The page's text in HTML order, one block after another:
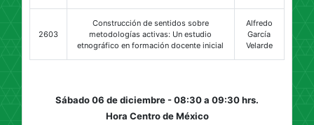
2603
Construcción de sentidos sobre
metodologías activas: Un estudio
etnográfico en formación docente inicial
Alfredo
García
Velarde
Sábado 06 de diciembre - 08:30 a 09:30 hrs.
Hora Centro de México